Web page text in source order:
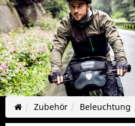
Zubehör Beleuchtung